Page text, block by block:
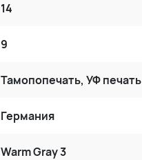
14
9
Тамопопечать, УФ печать
Германия
Warm Gray 3